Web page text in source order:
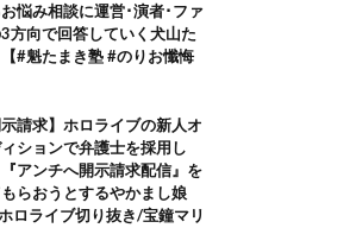
悩み相談に運営･演者･ファ
方向で回答していく犬山た
#魁たまき塾 #のりお懺悔
示請求】ホロライブの新人オ
ションで弁護士を採用し
アンチへ開示請求配信』を
らおうとするやかまし娘
ロライブ切り抜き/宝鐘マリ